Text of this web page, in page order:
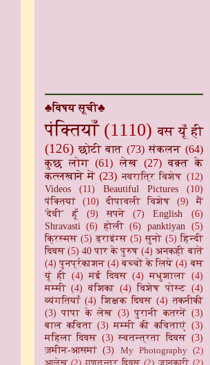
♣विषय सूची♣
पंक्तियाँ (1110) बस यूँ ही
(126) छोटी बात (73) संकलन (64)
कुछ लोग (61) लेख (27) वक़्त के
कत्लखाने में (23) नवरात्रि विशेष (12)
Videos
(11) Beautiful Pictures
(10)
पंक्तियां
(10) दीपावली विशेष (9)
मैं
'देवी' हूँ
(9) सपने (7) English
(6)
Shravasti (6) होली (6) panktiyan
(5)
क्रिस्मस (5) ड्राइंग्स (5) सुनो (5) हिन्दी
दिवस (5) 40 पार के पुरुष (4) अनकही बातें
(4) पुनर्प्रकाशन (4) बच्चों के लिये (4) बस
यूं ही (4) मई दिवस (4) मधुशाला (4)
मम्मी (4) वंशिका (4) विशेष पोस्ट (4)
व्यंगतियाँ (4) शिक्षक दिवस (4) तकनीकी
(3) पापा के लेख (3) पुरानी कतरनें (3)
बाल कविता (3) मम्मी की कविताएं (3)
महिला दिवस (3) स्वतन्त्रता दिवस (3)
ज़मीन-आसमां (3) My Photography (2)
आलेख (2) गणतन्त्र दिवस (2) जानकारी (2)